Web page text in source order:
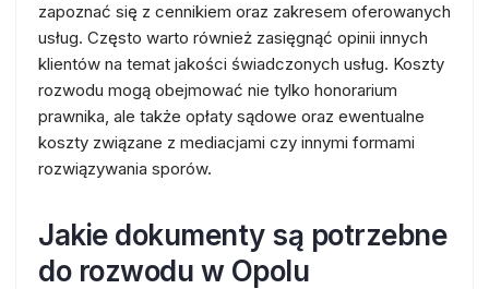
zapoznać się z cennikiem oraz zakresem oferowanych
usług. Często warto również zasięgnąć opinii innych
klientów na temat jakości świadczonych usług. Koszty
rozwodu mogą obejmować nie tylko honorarium
prawnika, ale także opłaty sądowe oraz ewentualne
koszty związane z mediacjami czy innymi formami
rozwiązywania sporów.
Jakie dokumenty są potrzebne
do rozwodu w Opolu